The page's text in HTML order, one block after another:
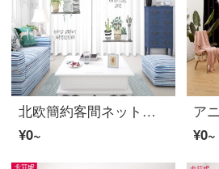
北欧簡約客間ネットの赤いカーテンをカスタマイズして、寝室の小さい清新な緑の芸術の遮光する子供部屋のカーテンB 0852布を作ります。
¥0~
¥0~